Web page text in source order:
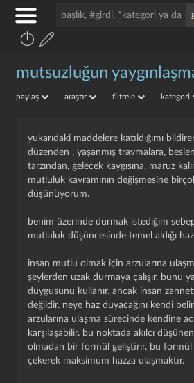
mutsuzluğun
paylaş araştır filtrele kategori
yukarıdaki maddelere katıldığımı
düzenden , yaşanmış travmalara,
tarzından, gelecek kaygısına, maruz
mutluluk kavramının değişmesine
düşünüyorum.
benim üzerinde durmak istediğim
mutluluk düşüncesinde temel aldığı haz
insan mutlu olmak için arzularına
şeylerden uzak durmaya çalışır. bunu
duygusunu kullanır. ancak insan
değildir. neye haz duyacağını kendi
arzularına ulaşma sürecinde kendine
karşılaşabilir. bu noktada akılcı
olmadan bir formül geliştirir. bu formül
çekerek maksimum hazza ulaşmaktır.